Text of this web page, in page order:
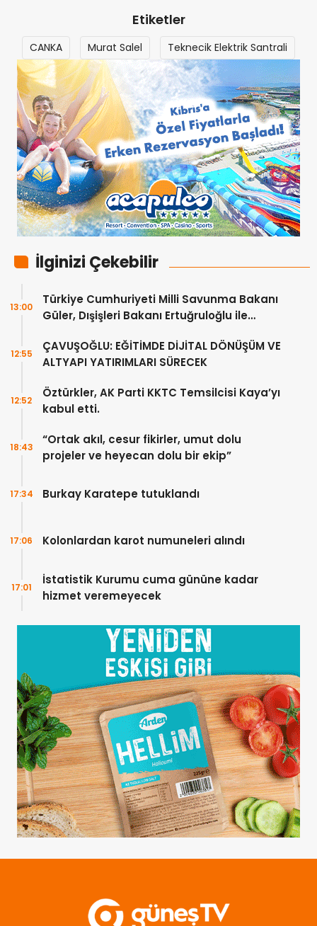
Etiketler
CANKA Murat Salel Teknecik Elektrik Santrali
İlginizi Çekebilir
Türkiye Cumhuriyeti Milli Savunma Bakanı
Güler, Dışişleri Bakanı Ertuğruloğlu ile
13:00
ÇAVUŞOĞLU: EĞİTİMDE DİJİTAL DÖNÜŞÜM VE
ALTYAPI YATIRIMLARI SÜRECEK
12:55
Öztürkler, AK Parti KKTC Temsilcisi Kaya’yı
kabul etti.
12:52
“Ortak akıl, cesur fikirler, umut dolu
projeler ve heyecan dolu bir ekip”
18:43
Burkay Karatepe tutuklandı
17:34
Kolonlardan karot numuneleri alındı
17:06
İstatistik Kurumu cuma gününe kadar
hizmet veremeyecek
17:01